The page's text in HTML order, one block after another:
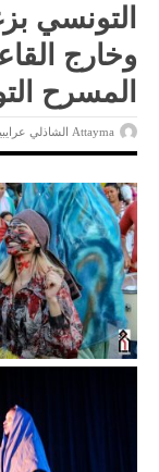
التونسي
وخارج
المسرح
Attayma الشاذلي عرايبية